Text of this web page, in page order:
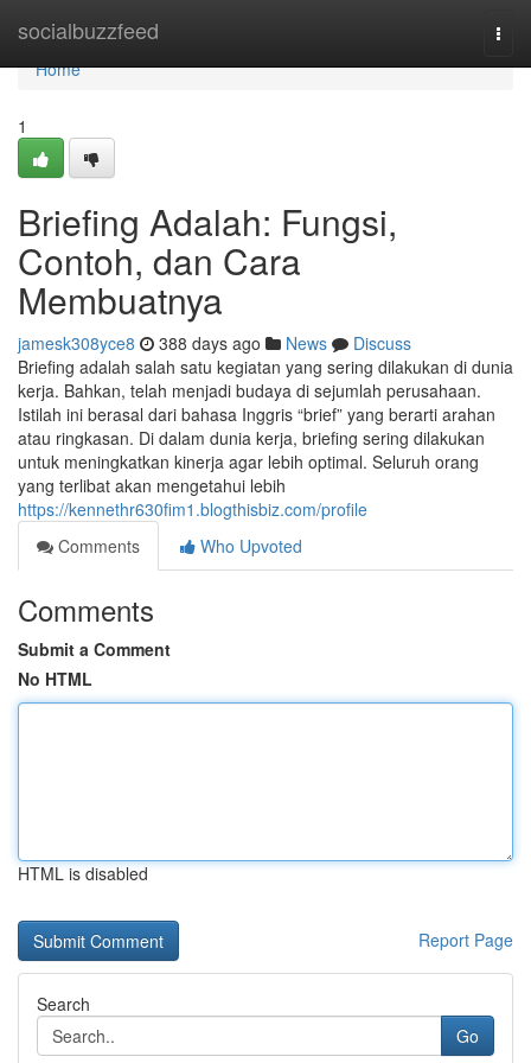
socialbuzzfeed
Home
Home
1
Briefing Adalah: Fungsi,
Contoh, dan Cara
Membuatnya
jamesk308yce8 388 days ago News
Discuss
Briefing adalah salah satu kegiatan yang sering dilakukan di dunia
kerja. Bahkan, telah menjadi budaya di sejumlah perusahaan.
Istilah ini berasal dari bahasa Inggris “brief” yang berarti arahan
atau ringkasan. Di dalam dunia kerja, briefing sering dilakukan
untuk meningkatkan kinerja agar lebih optimal. Seluruh orang
yang terlibat akan mengetahui lebih
https://kennethr630fim1.blogthisbiz.com/profile
Comments
Who Upvoted
Comments
Submit a Comment
No HTML
HTML is disabled
Report Page
Search
Go